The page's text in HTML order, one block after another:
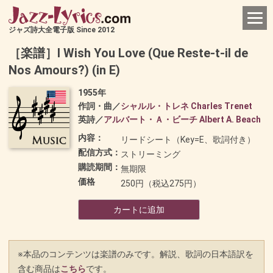
ジャズ詩大全電子版 Since 2012
［楽譜］I Wish You Love (Que Reste-t-il de
Nos Amours?) (in E)
1955年
作詞・曲／シャルル・トレネ Charles Trenet
英詩／アルバート・Ａ・ビーチ Albert A. Beach
内容：
リードシート（Key=E、歌詞付き）
配信方式： ストリーミング
購読期間： 無期限
価格
250円（税込275円）
カートに追加
※本品のコンテンツは楽譜のみです。解説、歌詞の日本語訳を
含む商品はこちらです。